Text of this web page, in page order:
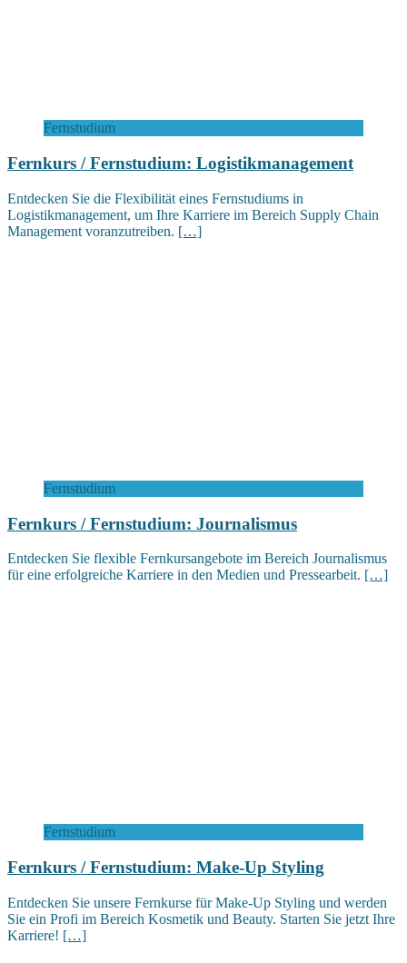
Fernstudium
Fernkurs / Fernstudium: Logistikmanagement
Entdecken Sie die Flexibilität eines Fernstudiums in
Logistikmanagement, um Ihre Karriere im Bereich Supply Chain
Management voranzutreiben. […]
Fernstudium
Fernkurs / Fernstudium: Journalismus
Entdecken Sie flexible Fernkursangebote im Bereich Journalismus
für eine erfolgreiche Karriere in den Medien und Pressearbeit. […]
Fernstudium
Fernkurs / Fernstudium: Make-Up Styling
Entdecken Sie unsere Fernkurse für Make-Up Styling und werden
Sie ein Profi im Bereich Kosmetik und Beauty. Starten Sie jetzt Ihre
Karriere! […]